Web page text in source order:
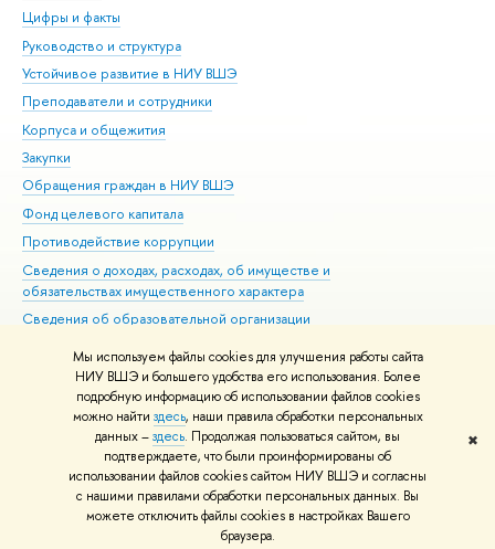
Мы используем файлы cookies для улучшения работы сайта
НИУ ВШЭ и большего удобства его использования. Более
подробную информацию об использовании файлов cookies
можно найти здесь, наши правила обработки персональных
данных –здесь. Продолжая пользоваться сайтом, вы
подтверждаете, что были проинформированы об
использовании файлов cookies сайтом НИУ ВШЭ и согласны
с нашими правилами обработки персональных данных. Вы
можете отключить файлы cookies в настройках Вашего
браузера.
✖
Цифры и факты
Руководство и структура
Устойчивое развитие в НИУ ВШЭ
Преподаватели и сотрудники
Корпуса и общежития
Закупки
Обращения граждан в НИУ ВШЭ
Фонд целевого капитала
Противодействие коррупции
Сведения о доходах, расходах, об имуществе и
обязательствах имущественного характера
Сведения об образовательной организации
Людям с ограниченными возможностями здоровья
Единая платежная страница
Работа в Вышке
© НИУ ВШЭ 1993–2026 Адреса и контакты Условия использования
материалов Политика конфиденциальности Карта сайта
Шрифты HSE Sans и HSE Slab разработаны вШколе дизайна НИУ ВШЭ